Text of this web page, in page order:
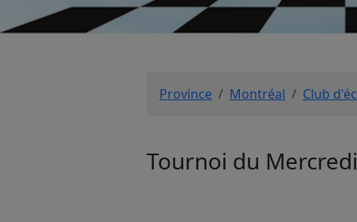
Province Montréal Club
Tournoi du